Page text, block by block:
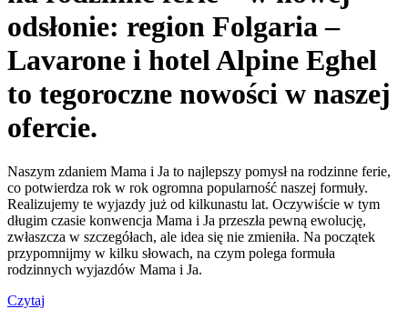
odsłonie: region Folgaria –
Lavarone i hotel Alpine Eghel
to tegoroczne nowości w naszej
ofercie.
Naszym zdaniem Mama i Ja to najlepszy pomysł na rodzinne ferie,
co potwierdza rok w rok ogromna popularność naszej formuły.
Realizujemy te wyjazdy już od kilkunastu lat. Oczywiście w tym
długim czasie konwencja Mama i Ja przeszła pewną ewolucję,
zwłaszcza w szczegółach, ale idea się nie zmieniła. Na początek
przypomnijmy w kilku słowach, na czym polega formuła
rodzinnych wyjazdów Mama i Ja.
Czytaj